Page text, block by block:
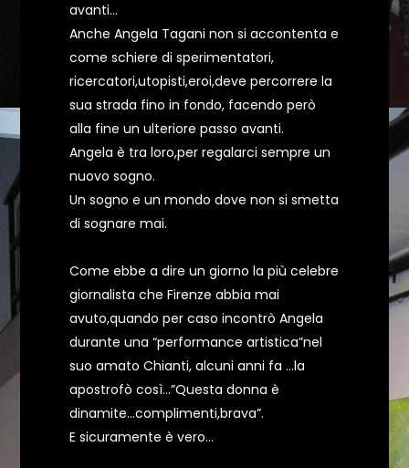
avanti…
Anche Angela Tagani non si accontenta e
come schiere di sperimentatori,
ricercatori,utopisti,eroi,deve percorrere la
sua strada fino in fondo, facendo però
alla fine un ulteriore passo avanti.
Angela è tra loro,per regalarci sempre un
nuovo sogno.
Un sogno e un mondo dove non si smetta
di sognare mai.
Come ebbe a dire un giorno la più celebre
giornalista che Firenze abbia mai
avuto,quando per caso incontrò Angela
durante una “performance artistica”nel
suo amato Chianti, alcuni anni fa …la
apostrofò così…”Questa donna è
dinamite…complimenti,brava”.
E sicuramente è vero…